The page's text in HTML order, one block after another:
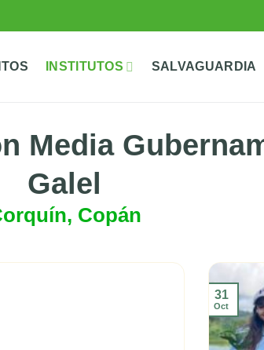
INSTITUTOS SALVAGUARDIA
Media
Galel
Copán
31
Oct